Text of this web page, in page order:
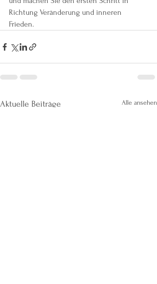
Richtung Veränderung und inneren
Frieden.
Aktuelle Beiträge Alle ansehen